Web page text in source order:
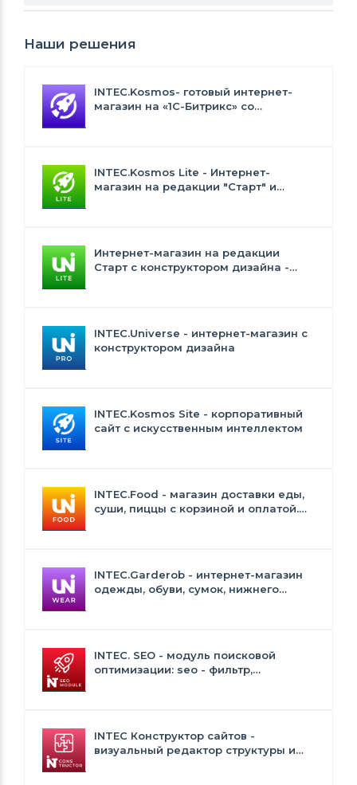
Наши решения
INTEC.Kosmos- готовый интернет-
магазин на «1С-Битрикс» со
INTEC.Kosmos Lite - Интернет-
магазин на редакции "Старт" и
Интернет-магазин на редакции
Старт с конструктором дизайна -
INTEC.Universe - интернет-магазин с
конструктором дизайна
INTEC.Kosmos Site - корпоративный
сайт с искусственным интеллектом
INTEC.Food - магазин доставки еды,
суши, пиццы с корзиной и оплатой.
INTEC.Garderob - интернет-магазин
одежды, обуви, сумок, нижнего
INTEC. SEO - модуль поисковой
оптимизации: seo - фильтр,
INTEC Конструктор сайтов -
визуальный редактор структуры и